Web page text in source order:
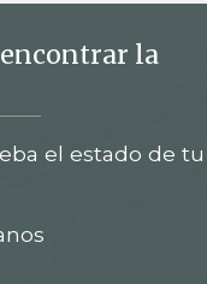
encontrar la
el estado de tu